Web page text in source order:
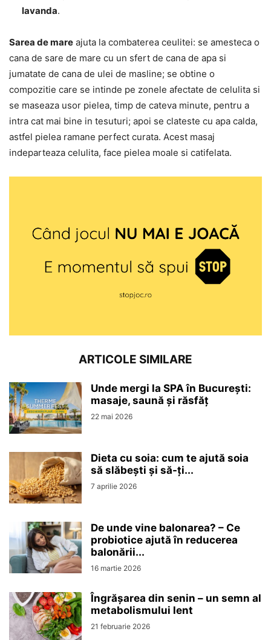
lavanda.
Sarea de mare ajuta la combaterea ceulitei: se amesteca o
cana de sare de mare cu un sfert de cana de apa si
jumatate de cana de ulei de masline; se obtine o
compozitie care se intinde pe zonele afectate de celulita si
se maseaza usor pielea, timp de cateva minute, pentru a
intra cat mai bine in tesuturi; apoi se clateste cu apa calda,
astfel pielea ramane perfect curata. Acest masaj
indeparteaza celulita, face pielea moale si catifelata.
ARTICOLE SIMILARE
Unde mergi la SPA în București:
masaje, saună și răsfăț
22 mai 2026
Dieta cu soia: cum te ajută soia
să slăbești și să-ți...
7 aprilie 2026
De unde vine balonarea? – Ce
probiotice ajută în reducerea
balonării...
16 martie 2026
Îngrășarea din senin – un semn al
metabolismului lent
21 februarie 2026